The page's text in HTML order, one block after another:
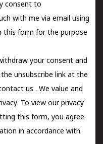
consent to
with me via email using
this form for the purpose
your consent and
unsubscribe link at the
us . We value and
To view our privacy
this form, you agree
in accordance with